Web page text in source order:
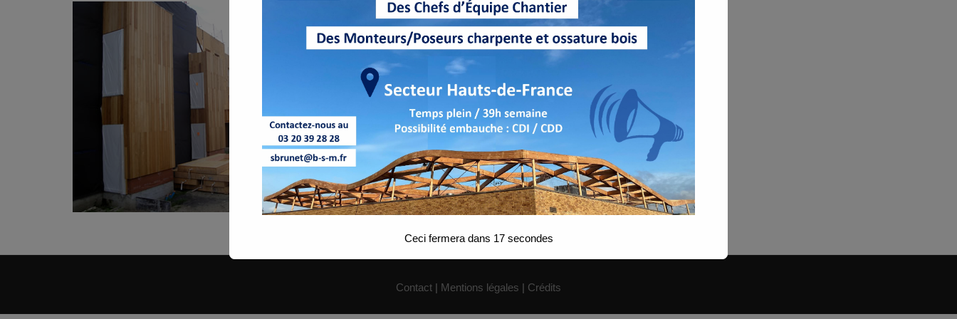
Contact | Mentions légales | Crédits
Ceci fermera dans 17secondes